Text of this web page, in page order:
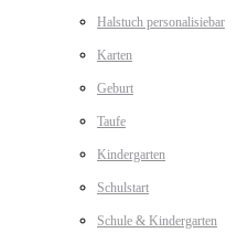
Halstuch personalisiebar
Karten
Geburt
Taufe
Kindergarten
Schulstart
Schule & Kindergarten